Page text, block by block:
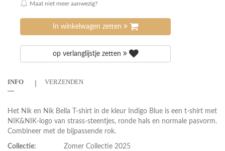
Maat niet meer aanwezig?
In winkelwagen zetten
op verlanglijstje zetten
INFO VERZENDEN
Het Nik en Nik Bella T-shirt in de kleur Indigo Blue is een t-shirt met
NIK&NIK-logo van strass-steentjes, ronde hals en normale pasvorm.
Combineer met de bijpassende rok.
Collectie: Zomer Collectie 2025